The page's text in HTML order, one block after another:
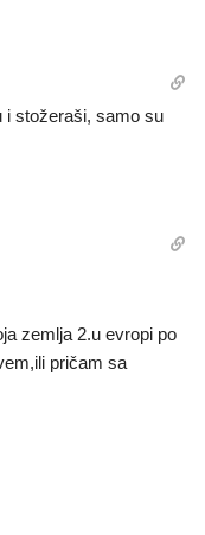
i stožeraši, samo su
zemlja 2.u evropi po
pričam sa